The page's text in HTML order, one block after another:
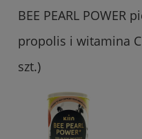
BEE PEARL POWER
propolis i witamina
szt.)